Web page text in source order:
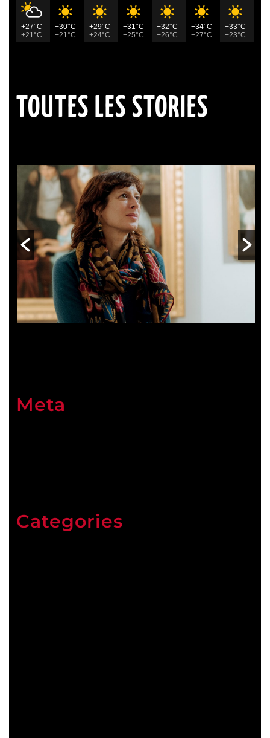
+27°C
+21°C
+30°C
+21°C
+29°C
+24°C
+31°C
+25°C
+32°C
+26°C
+34°C
+27°C
+33°C
+23°C
TOUTES LES STORIES
Meta
Categories